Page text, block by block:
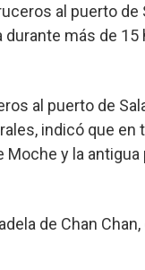
al puerto de
más de
al puerto de
indicó que
y la
de Chan